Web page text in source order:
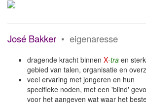
José Bakker • eigenaresse
dragende kracht binnen X-tra en
gebied van talen, organisatie en
veel ervaring met jongeren en hun
specifieke noden, met een 'blind'
voor het aangeven wat waar het